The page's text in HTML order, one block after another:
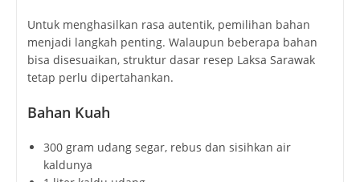
Untuk menghasilkan rasa autentik, pemilihan bahan
menjadi langkah penting. Walaupun beberapa bahan
bisa disesuaikan, struktur dasar resep Laksa Sarawak
tetap perlu dipertahankan.
Bahan Kuah
300 gram udang segar, rebus dan sisihkan air
kaldunya